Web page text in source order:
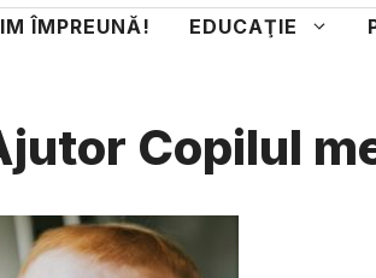
ÎMPREUNĂ! EDUCAŢIE
Copilul